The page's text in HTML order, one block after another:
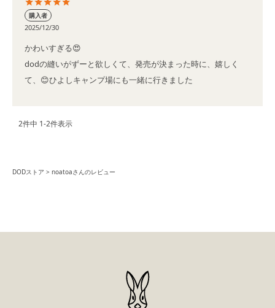
購入者
2025/12/30
かわいすぎる😍
dodの縫いがずーと欲しくて、発売が決まった時に、嬉しく
て、😊ひよしキャンプ場にも一緒に行きました
2件中 1-2件表示
DODストア noatoaさんのレビュー